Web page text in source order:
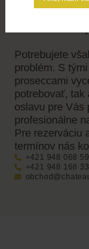
Potrebujete
problém. S
proseccami
potrebovať, tak
oslavu pre Vás
profesionálne
Pre rezerváciu
termínov nás
+421 948 068
+421 948 168